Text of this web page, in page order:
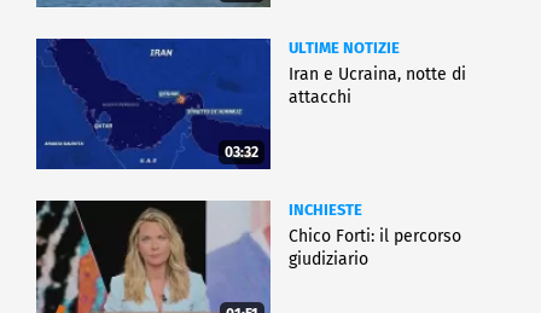
03:32
ULTIME NOTIZIE
Iran e Ucraina, notte di
attacchi
INCHIESTE
Chico Forti: il percorso
giudiziario